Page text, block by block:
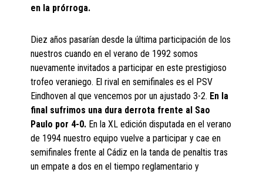
en la prórroga.
Diez años pasarían desde la última participación de los
nuestros cuando en el verano de 1992 somos
nuevamente invitados a participar en este prestigioso
trofeo veraniego. El rival en semifinales es el PSV
Eindhoven al que vencemos por un ajustado 3-2. En la
final sufrimos una dura derrota frente al Sao
Paulo por 4-0. En la XL edición disputada en el verano
de 1994 nuestro equipo vuelve a participar y cae en
semifinales frente al Cádiz en la tanda de penaltis tras
un empate a dos en el tiempo reglamentario y